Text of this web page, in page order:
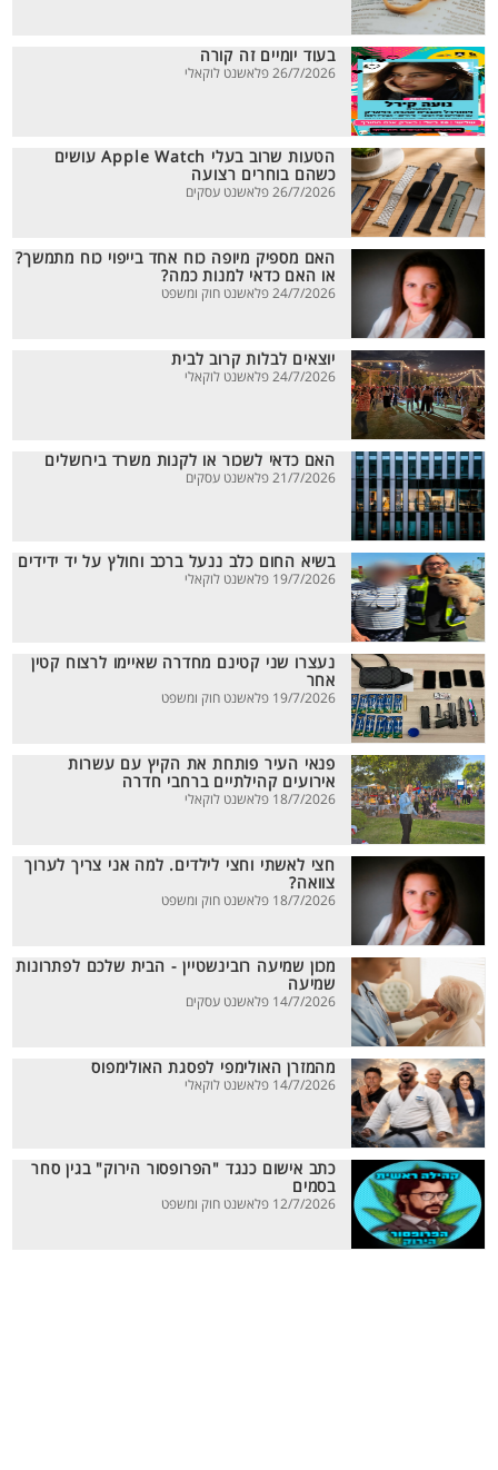
בעוד יומיים זה קורה
26/7/2026 פלאשנט לוקאלי
הטעות שרוב בעלי Apple Watch עושים
כשהם בוחרים רצועה
26/7/2026 פלאשנט עסקים
האם מספיק מיופה כוח אחד בייפוי כוח מתמשך?
או האם כדאי למנות כמה?
24/7/2026 פלאשנט חוק ומשפט
יוצאים לבלות קרוב לבית
24/7/2026 פלאשנט לוקאלי
האם כדאי לשכור או לקנות משרד בירושלים
21/7/2026 פלאשנט עסקים
בשיא החום כלב ננעל ברכב וחולץ על יד ידידים
19/7/2026 פלאשנט לוקאלי
נעצרו שני קטינם מחדרה שאיימו לרצוח קטין
אחר
19/7/2026 פלאשנט חוק ומשפט
פנאי העיר פותחת את הקיץ עם עשרות
אירועים קהילתיים ברחבי חדרה
18/7/2026 פלאשנט לוקאלי
חצי לאשתי וחצי לילדים. למה אני צריך לערוך
צוואה?
18/7/2026 פלאשנט חוק ומשפט
מכון שמיעה רובינשטיין - הבית שלכם לפתרונות
שמיעה
14/7/2026 פלאשנט עסקים
מהמזרן האולימפי לפסגת האולימפוס
14/7/2026 פלאשנט לוקאלי
כתב אישום כנגד "הפרופסור הירוק" בגין סחר
בסמים
12/7/2026 פלאשנט חוק ומשפט